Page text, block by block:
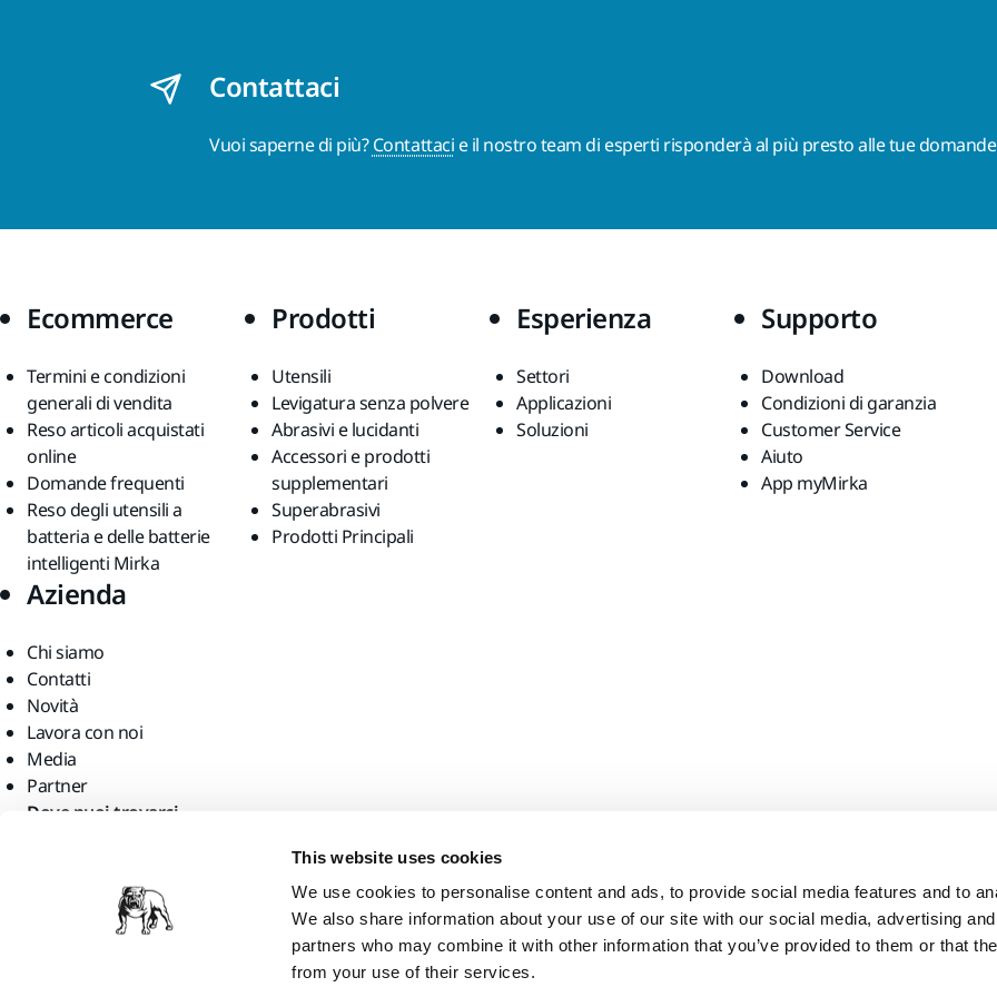
This website uses cookies
We use cookies to personalise content and ads, to provide social media features and to
We also share information about your use of our site with our social media, advertising
partners who may combine it with other information that you’ve provided to them or that
from your use of their services.
Contattaci
Vuoi saperne di più?Contattaci e il nostro team di esperti risponderà al più presto alle tue
Ecommerce
Termini e condizioni
generali di vendita
Reso articoli acquistati
online
Domande frequenti
Reso degli utensili a
batteria e delle batterie
intelligenti Mirka
Prodotti
Utensili
Levigatura senza polvere
Abrasivi e lucidanti
Accessori e prodotti
supplementari
Superabrasivi
Prodotti Principali
Esperienza
Settori
Applicazioni
Soluzioni
Supporto
Download
Condizioni di garanzia
Customer Service
Aiuto
App myMirka
Azienda
Chi siamo
Contatti
Novità
Lavora con noi
Media
Partner
Dove puoi trovarci